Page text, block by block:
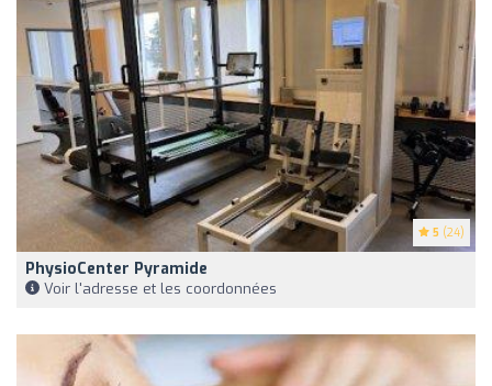
5 (24)
PhysioCenter Pyramide
Voir l'adresse et les coordonnées